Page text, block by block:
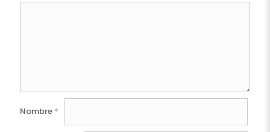
Nombre *